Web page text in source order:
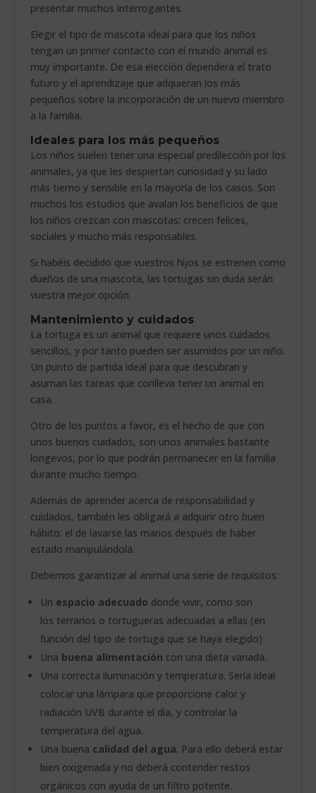
presentar muchos interrogantes.
Elegir el tipo de mascota ideal para que los niños
tengan un primer contacto con el mundo animal es
muy importante. De esa elección dependerá el trato
futuro y el aprendizaje que adquieran los más
pequeños sobre la incorporación de un nuevo miembro
a la familia.
Ideales para los más pequeños
Los niños suelen tener una especial predilección por los
animales, ya que les despiertan curiosidad y su lado
más tierno y sensible en la mayoría de los casos. Son
muchos los estudios que avalan los beneficios de que
los niños crezcan con mascotas: crecen felices,
sociales y mucho más responsables.
Si habéis decidido que vuestros hijos se estrenen como
dueños de una mascota, las tortugas sin duda serán
vuestra mejor opción.
Mantenimiento y cuidados
La tortuga es un animal que requiere unos cuidados
sencillos, y por tanto pueden ser asumidos por un niño.
Un punto de partida ideal para que descubran y
asuman las tareas que conlleva tener un animal en
casa.
Otro de los puntos a favor, es el hecho de que con
unos buenos cuidados, son unos animales bastante
longevos, por lo que podrán permanecer en la familia
durante mucho tiempo.
Además de aprender acerca de responsabilidad y
cuidados, también les obligará a adquirir otro buen
hábito: el de lavarse las manos después de haber
estado manipulándola.
Debemos garantizar al animal una serie de requisitos:
Un espacio adecuado donde vivir, como son
los terrarios o tortugueras adecuadas a ellas (en
función del tipo de tortuga que se haya elegido)
Una buena alimentación con una dieta variada.
Una correcta iluminación y temperatura. Sería ideal
colocar una lámpara que proporcione calor y
radiación UVB durante el día, y controlar la
temperatura del agua.
Una buena calidad del agua. Para ello deberá estar
bien oxigenada y no deberá contender restos
orgánicos con ayuda de un filtro potente.